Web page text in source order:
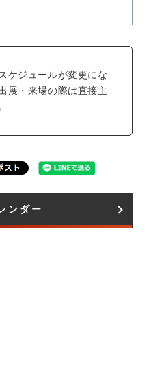
ケジュールが変更にな
展・来場の際は直接主
ンダー​